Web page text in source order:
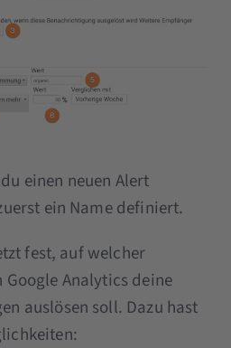
einen neuen Alert
ein Name definiert.
fest, auf welcher
Analytics deine
auslösen soll. Dazu hast